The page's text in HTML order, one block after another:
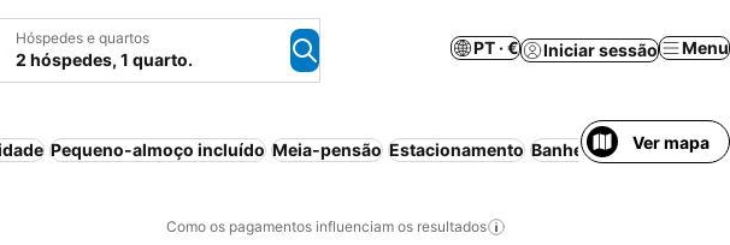
Hóspedes e quartos
2 hóspedes, 1 quarto.
PT · € Iniciar sessão Menu
Pequeno-almoço incluído Meia-pensão Estacionamento Banheira deVer mapa
Como os pagamentos influenciam os resultados